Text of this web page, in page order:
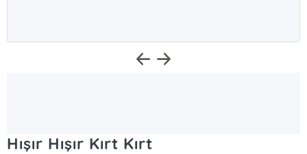
Hışır Hışır Kırt Kırt